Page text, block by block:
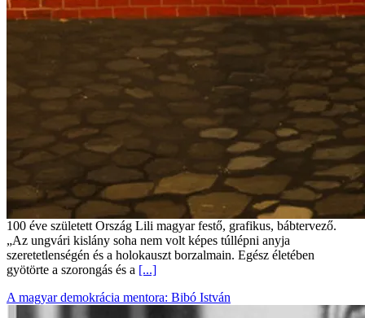
100 éve született Ország Lili magyar festő, grafikus, bábtervező.
„Az ungvári kislány soha nem volt képes túllépni anyja
szeretetlenségén és a holokauszt borzalmain. Egész életében
gyötörte a szorongás és a [...]
A magyar demokrácia mentora: Bibó István